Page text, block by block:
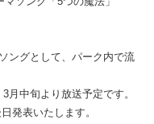
ングとして、パーク内で流
中旬より放送予定です。
発表いたします。